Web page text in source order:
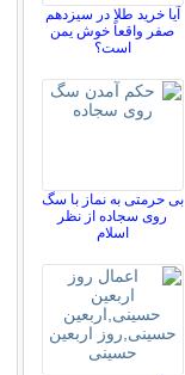
آیا خرید طلا در سیزدهم
صفر واقعاً خوش یمن
است؟
بی حرمتی به نماز با سگ
روی سجاده از نظر
اسلام